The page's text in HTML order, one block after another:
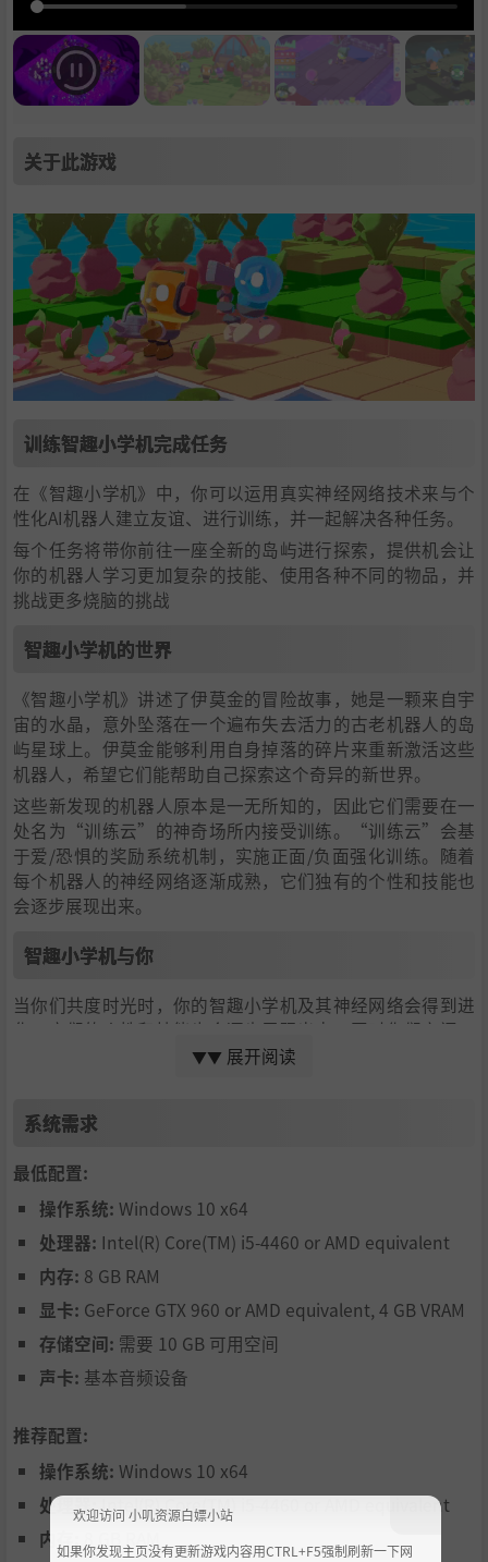
关于此游戏
训练智趣小学机完成任务
在《智趣小学机》中，你可以运用真实神经网络技术来与个
性化AI机器人建立友谊、进行训练，并一起解决各种任务。
每个任务将带你前往一座全新的岛屿进行探索，提供机会让
你的机器人学习更加复杂的技能、使用各种不同的物品，并
挑战更多烧脑的挑战
智趣小学机的世界
《智趣小学机》讲述了伊莫金的冒险故事，她是一颗来自宇
宙的水晶，意外坠落在一个遍布失去活力的古老机器人的岛
屿星球上。伊莫金能够利用自身掉落的碎片来重新激活这些
机器人，希望它们能帮助自己探索这个奇异的新世界。
这些新发现的机器人原本是一无所知的，因此它们需要在一
处名为“训练云”的神奇场所内接受训练。“训练云”会基
于爱/恐惧的奖励系统机制，实施正面/负面强化训练。随着
每个机器人的神经网络逐渐成熟，它们独有的个性和技能也
会逐步展现出来。
智趣小学机与你
当你们共度时光时，你的智趣小学机及其神经网络会得到进
化。它们的个性和技能也会逐步展现出来。同时你们之间，
以及它们彼此之间的关系也会日益加深。在这充满了奇幻故
▼▼ 展开阅读
系统需求
最低配置:
操作系统: Windows 10 x64
处理器: Intel(R) Core(TM) i5-4460 or AMD equivalent
内存: 8 GB RAM
显卡: GeForce GTX 960 or AMD equivalent, 4 GB VRAM
存储空间: 需要 10 GB 可用空间
声卡: 基本音频设备
推荐配置:
操作系统: Windows 10 x64
处理器:Intel(R) Core(TM) i5-4460 or AMD equivalent
内存:
欢迎访问 小叽资源白嫖小站
如果你发现主页没有更新游戏内容用CTRL+F5强制刷新一下网